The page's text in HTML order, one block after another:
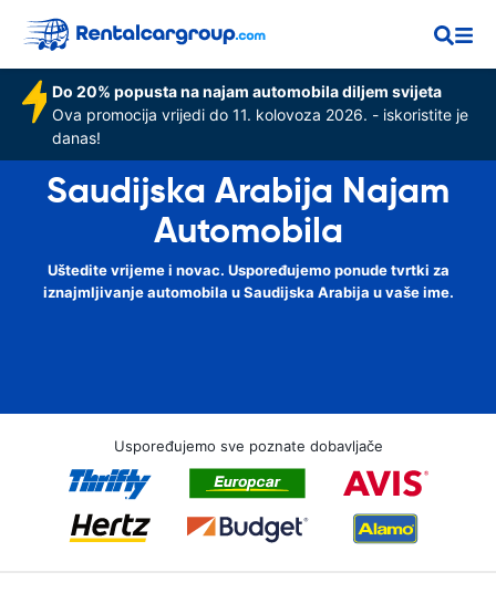
Do 20% popusta na najam automobila diljem svijeta
Ova promocija vrijedi do 11. kolovoza 2026. - iskoristite je
danas!
Saudijska Arabija Najam
Automobila
Uštedite vrijeme i novac. Uspoređujemo ponude tvrtki za
iznajmljivanje automobila u Saudijska Arabija u vaše ime.
Uspoređujemo sve poznate dobavljače